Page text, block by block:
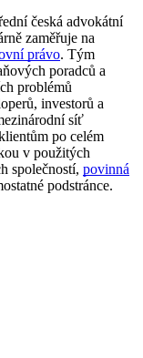
česká advokátní
zaměřuje na
právo. Tým
poradců a
problémů
investorů a
síť
po celém
v použitých
společností, povinná
podstránce.